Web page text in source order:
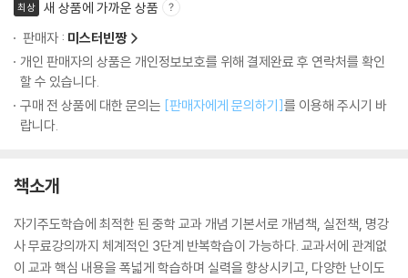
최상
새 상품에 가까운 상품
판매자 : 미스터빈짱
개인 판매자의 상품은 개인정보보호를 위해 결제완료 후 연락처를 확인
할 수 있습니다.
구매 전 상품에 대한 문의는 [판매자에게 문의하기]를 이용해 주시기 바
랍니다.
책소개
자기주도학습에 최적한 된 중학 교과 개념 기본서로 개념책, 실전책, 명강
사 무료강의까지 체계적인 3단계 반복학습이 가능하다. 교과서에 관계없
이 교과 핵심 내용을 폭넓게 학습하며 실력을 향상시키고, 다양한 난이도